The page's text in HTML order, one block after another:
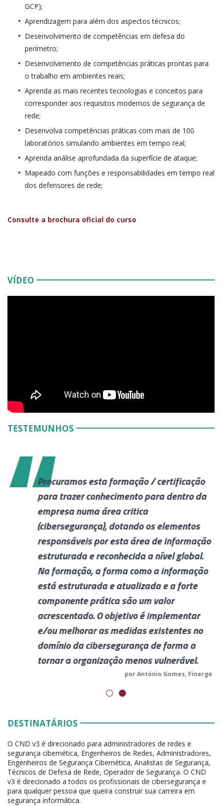
GCP);
Aprendizagem para além dos aspectos técnicos;
Desenvolvimento de competências em defesa do
perímetro;
Desenvolvimento de competências práticas prontas para
o trabalho em ambientes reais;
Aprenda as mais recentes tecnologias e conceitos para
corresponder aos requisitos modernos de segurança de
rede;
Desenvolva competências práticas com mais de 100
laboratórios simulando ambientes em tempo real;
Aprenda análise aprofundada da superfície de ataque;
Mapeado com funções e responsabilidades em tempo real
dos defensores de rede;
Consulte a brochura oficial do curso
VÍDEO
TESTEMUNHOS
Procuramos esta formação / certificação
para trazer conhecimento para dentro da
empresa numa área critica
(cibersegurança), dotando os elementos
responsáveis por esta área de informação
estruturada e reconhecida a nível global.
Na formação, a forma como a informação
está estruturada e atualizada e a forte
componente prática são um valor
acrescentado. O objetivo é implementar
e/ou melhorar as medidas existentes no
domínio da cibersegurança de forma a
tornar a organização menos vulnerável.
por António Gomes, Finerge
DESTINATÁRIOS
O CND v3 é direcionado para administradores de redes e
segurança cibernética, Engenheiros de Redes, Administradores,
Engenheiros de Segurança Cibernética, Analistas de Segurança,
Técnicos de Defesa de Rede, Operador de Segurança. O CND
v3 é direcionado a todos os profissionais de cibersegurança e
para qualquer pessoa que queira construir sua carreira em
segurança informática.